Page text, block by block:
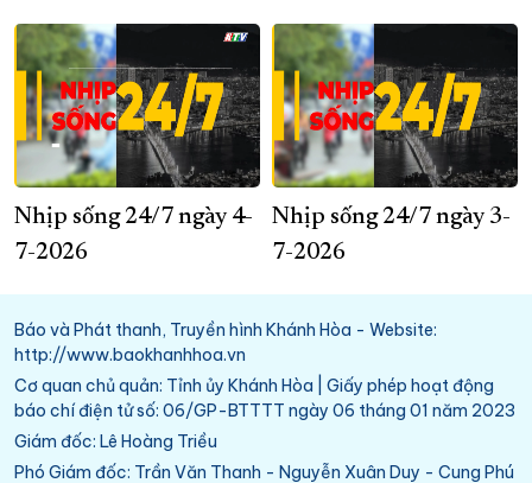
Nhịp sống 24/7 ngày 4-
7-2026
Nhịp sống 24/7 ngày 3-
7-2026
Báo và Phát thanh, Truyền hình Khánh Hòa - Website:
http://www.baokhanhhoa.vn
Cơ quan chủ quản: Tỉnh ủy Khánh Hòa | Giấy phép hoạt động
báo chí điện tử số: 06/GP-BTTTT ngày 06 tháng 01 năm 2023
Giám đốc: Lê Hoàng Triều
Phó Giám đốc: Trần Văn Thanh - Nguyễn Xuân Duy - Cung Phú